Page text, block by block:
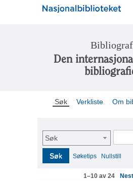
Den
Søk Verkliste Om
Søk
Søk Søketips Nullstill
1–10 av 24